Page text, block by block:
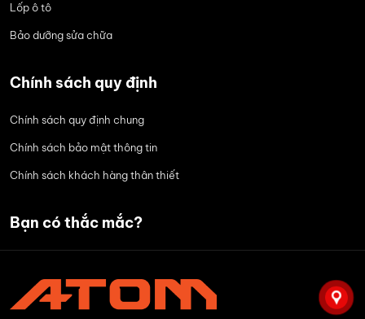
Lốp ô tô
Bảo dưỡng sửa chữa
Chính sách quy định
Chính sách quy định chung
Chính sách bảo mật thông tin
Chính sách khách hàng thân thiết
Bạn có thắc mắc?